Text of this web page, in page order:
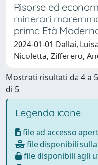
Risorse ed
minerari
prima Età
2024-01-01 Dallai,
Nicoletta; Zifferero,
Mostrati risultati da 4 a 5
di 5
Legenda icone
file ad accesso
file disponibili
file disponibili agli